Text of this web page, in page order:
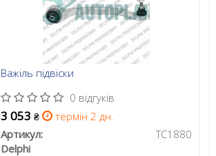
Важіль підвіски
0 відгуків
3 053 ₴
термін 2 дн.
Артикул:
TC1880
Delphi